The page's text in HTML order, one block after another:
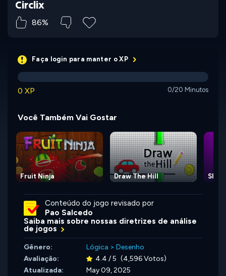
Circlix
86%
Faça login para manter o XP
0 XP 0/20 Minutos
Você Também Vai Gostar
Fruit Ninja Draw The Hill Slam
Conteúdo do jogo revisado por
Pao Salcedo
Saiba mais sobre nossas diretrizes de análise
de jogos
Gênero: Lógica > Desenho
Avaliação:
4.4 / 5 (4,596 Votos)
Atualizada:
May 09, 2025